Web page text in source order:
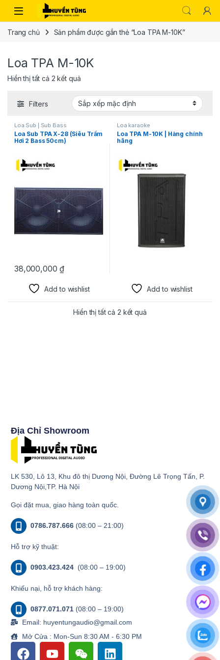
Trang chủ Sản phẩm được gắn thẻ “Loa TPA M-10K”
Loa TPA M-10K
Hiển thị tất cả 2 kết quả
Filters
Loa Sub | Sub Bass
Loa Sub TPA X-28 (Siêu Trầm
Hơi 2 Bass 50cm)
38,000,000₫
Add to wishlist
Loa karaoke
Loa TPA M-10K | Hàng chính
hãng
Add to wishlist
Hiển thị tất cả 2 kết quả
Địa Chỉ Showroom
LK 530, Lô 13, Khu đô thị Dương Nội, Đường Lê Trọng Tấn, P.
Dương Nội,TP. Hà Nội
Gọi đặt mua, giao hàng toàn quốc.
0786.787.666 (08:00 – 21:00)
Hỗ trợ kỹ thuật:
0903.423.424 (08:00 – 19:00)
Khiếu nại, hỗ trợ khách hàng:
0877.071.071 (08:00 – 19:00)
Email: huyentungaudio@gmail.com
Mở Cửa : Mon-Sun 8:30 AM - 6:30 PM